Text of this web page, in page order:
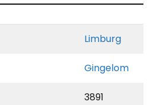
Limburg
Gingelom
3891